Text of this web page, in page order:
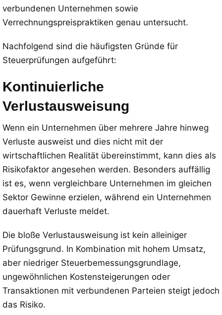
verbundenen Unternehmen sowie
Verrechnungspreispraktiken genau untersucht.
Nachfolgend sind die häufigsten Gründe für
Steuerprüfungen aufgeführt:
Kontinuierliche
Verlustausweisung
Wenn ein Unternehmen über mehrere Jahre hinweg
Verluste ausweist und dies nicht mit der
wirtschaftlichen Realität übereinstimmt, kann dies als
Risikofaktor angesehen werden. Besonders auffällig
ist es, wenn vergleichbare Unternehmen im gleichen
Sektor Gewinne erzielen, während ein Unternehmen
dauerhaft Verluste meldet.
Die bloße Verlustausweisung ist kein alleiniger
Prüfungsgrund. In Kombination mit hohem Umsatz,
aber niedriger Steuerbemessungsgrundlage,
ungewöhnlichen Kostensteigerungen oder
Transaktionen mit verbundenen Parteien steigt jedoch
das Risiko.